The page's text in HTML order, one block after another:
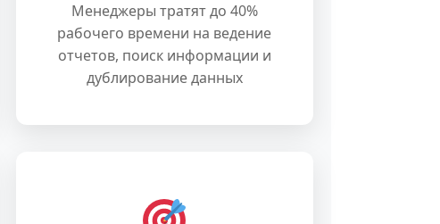
Менеджеры тратят до 40%
рабочего времени на ведение
отчетов, поиск информации и
дублирование данных